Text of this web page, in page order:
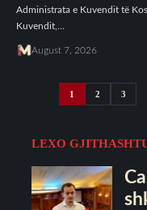
Administrata e Kuvendit të
Kuvendit,…
August 7, 2026
1 2 3
LEXO